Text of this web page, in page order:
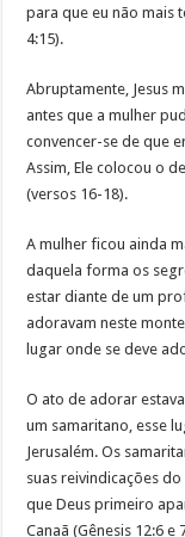
para que eu não mais
4:15).
Abruptamente, Jesus
antes que a mulher
convencer-se de que
Assim, Ele colocou o
(versos 16-18).
A mulher ficou ainda
daquela forma os
estar diante de um
adoravam neste
lugar onde se deve
O ato de adorar
um samaritano, esse
Jerusalém. Os
suas reivindicações
que Deus primeiro
Canaã (Gênesis 12:6 e